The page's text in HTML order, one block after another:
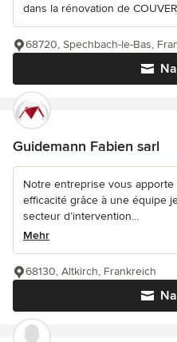
dans la rénovation de
68720, Spechbach-le-Bas,
Guidemann Fabien sarl
Notre entreprise vous
efficacité grâce à une équipe
secteur d’intervention...
Mehr
68130, Altkirch, Frankreich